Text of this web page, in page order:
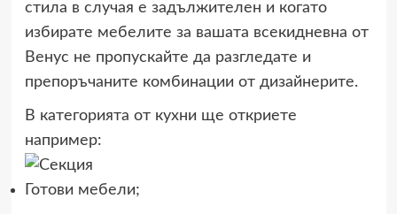
стила в случая е задължителен и когато
избирате мебелите за вашата всекидневна от
Венус не пропускайте да разгледате и
препоръчаните комбинации от дизайнерите.
В категорията от кухни ще откриете
например:
Готови мебели;